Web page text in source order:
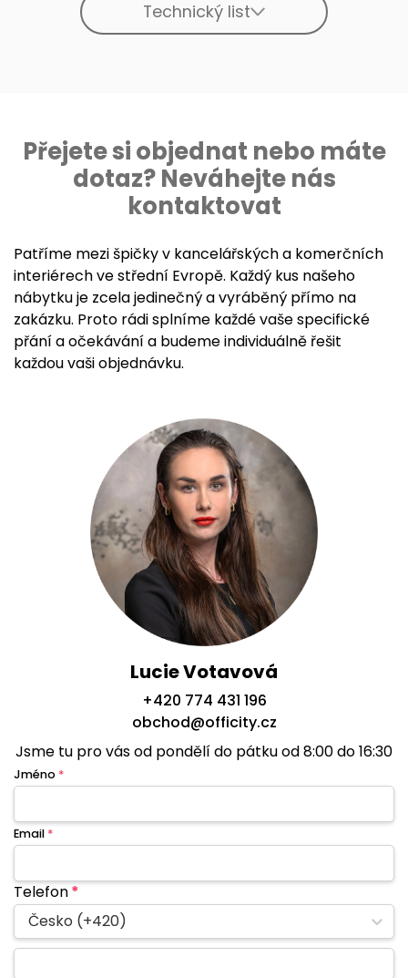
Technický list
Přejete si objednat nebo máte
dotaz? Neváhejte nás
kontaktovat
Patříme mezi špičky v kancelářských a komerčních
interiérech ve střední Evropě. Každý kus našeho
nábytku je zcela jedinečný a vyráběný přímo na
zakázku. Proto rádi splníme každé vaše specifické
přání a očekávání a budeme individuálně řešit
každou vaši objednávku.
Lucie Votavová
+420 774 431 196
obchod@officity.cz
Jsme tu pro vás od pondělí do pátku od 8:00 do 16:30
Jméno *
Email *
Telefon*
Česko (+420)